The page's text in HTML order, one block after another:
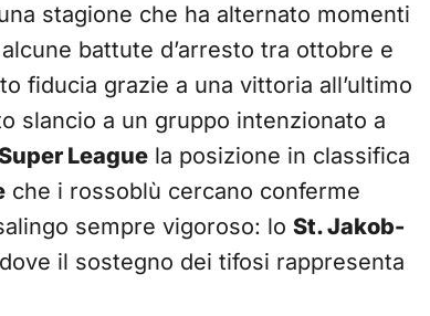
stagione che ha alternato momenti
battute d’arresto tra ottobre e
fiducia grazie a una vittoria all’ultimo
slancio a un gruppo intenzionato a
League la posizione in classifica
che i rossoblù cercano conferme
sempre vigoroso: lo St. Jakob-
il sostegno dei tifosi rappresenta